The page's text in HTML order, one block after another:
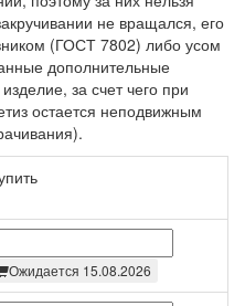
не вращался, его
(ГОСТ 7802) либо усом
дополнительные
за счет чего при
остается неподвижным
Ожидается 15.08.2026